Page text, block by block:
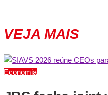
VEJA MAIS
Economia